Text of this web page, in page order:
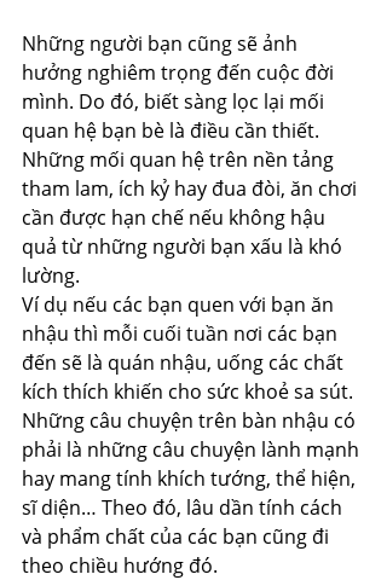
Những người bạn cũng sẽ ảnh
hưởng nghiêm trọng đến cuộc đời
mình. Do đó, biết sàng lọc lại mối
quan hệ bạn bè là điều cần thiết.
Những mối quan hệ trên nền tảng
tham lam, ích kỷ hay đua đòi, ăn chơi
cần được hạn chế nếu không hậu
quả từ những người bạn xấu là khó
lường.
Ví dụ nếu các bạn quen với bạn ăn
nhậu thì mỗi cuối tuần nơi các bạn
đến sẽ là quán nhậu, uống các chất
kích thích khiến cho sức khoẻ sa sút.
Những câu chuyện trên bàn nhậu có
phải là những câu chuyện lành mạnh
hay mang tính khích tướng, thể hiện,
sĩ diện… Theo đó, lâu dần tính cách
và phẩm chất của các bạn cũng đi
theo chiều hướng đó.